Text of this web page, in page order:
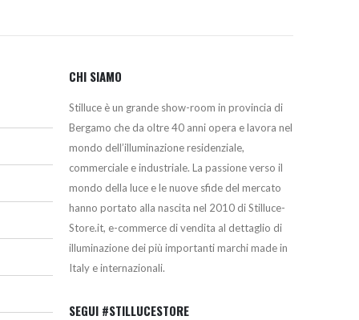
CHI SIAMO
Stilluce è un grande show-room in provincia di
Bergamo che da oltre 40 anni opera e lavora nel
mondo dell’illuminazione residenziale,
commerciale e industriale. La passione verso il
mondo della luce e le nuove sfide del mercato
hanno portato alla nascita nel 2010 di Stilluce-
Store.it, e-commerce di vendita al dettaglio di
illuminazione dei più importanti marchi made in
Italy e internazionali.
SEGUI #STILLUCESTORE